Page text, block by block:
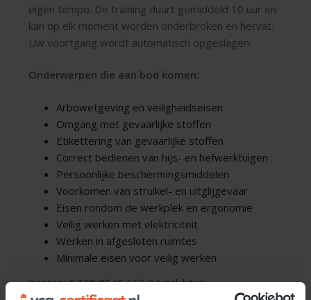
eigen tempo. De training duurt gemiddeld 10 uur en
kan op elk moment worden onderbroken en hervat.
Uw voortgang wordt automatisch opgeslagen.
Onderwerpen die aan bod komen:
Arbowetgeving en veiligheidseisen
Omgang met gevaarlijke stoffen
Etikettering van gevaarlijke stoffen
Correct bedienen van hijs- en hefwerktuigen
Persoonlijke beschermingsmiddelen
Voorkomen van struikel- en uitglijgevaar
Eisen rondom de werkplek en ergonomie
Veilig werken met elektriciteit
Werken in afgesloten ruimtes
Minimale eisen voor veilig werken
Kosten:€ 139,95(€ 169,34 incl. btw)